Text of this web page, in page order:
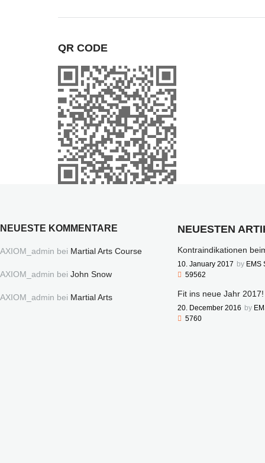
QR CODE
NEUESTE KOMMENTARE
AXIOM_admin bei Martial Arts Course
AXIOM_admin bei John Snow
AXIOM_admin bei Martial Arts
NEUESTEN
Kontraindikationen
10. January 2017 by EMS
59562
Fit ins neue Jahr 2017!
20. December 2016 by
5760